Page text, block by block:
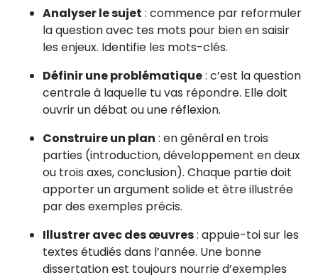
Analyser le sujet : commence par reformuler
la question avec tes mots pour bien en saisir
les enjeux. Identifie les mots-clés.
Définir une problématique: c’est la question
centrale à laquelle tu vas répondre. Elle doit
ouvrir un débat ou une réflexion.
Construire un plan : en général en trois
parties (introduction, développement en deux
ou trois axes, conclusion). Chaque partie doit
apporter un argument solide et être illustrée
par des exemples précis.
Illustrer avec des œuvres: appuie-toi sur les
textes étudiés dans l’année. Une bonne
dissertation est toujours nourrie d’exemples